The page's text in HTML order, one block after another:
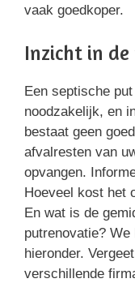
vaak goedkoper.
Inzicht in de
Een septische
noodzakelijk, en
bestaat geen
afvalresten van
opvangen.
Hoeveel kost het
En wat is de
putrenovatie?
hieronder.
verschillende